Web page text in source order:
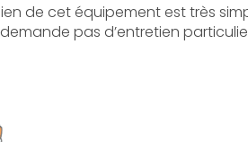
de cet équipement est très
pas d’entretien